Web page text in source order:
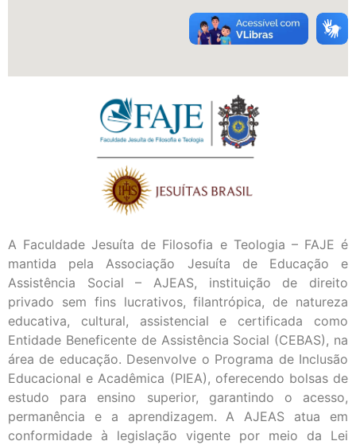
A Faculdade Jesuíta de Filosofia e Teologia – FAJE é
mantida pela Associação Jesuíta de Educação e
Assistência Social – AJEAS, instituição de direito
privado sem fins lucrativos, filantrópica, de natureza
educativa, cultural, assistencial e certificada como
Entidade Beneficente de Assistência Social (CEBAS), na
área de educação. Desenvolve o Programa de Inclusão
Educacional e Acadêmica (PIEA), oferecendo bolsas de
estudo para ensino superior, garantindo o acesso,
permanência e a aprendizagem. A AJEAS atua em
conformidade à legislação vigente por meio da Lei